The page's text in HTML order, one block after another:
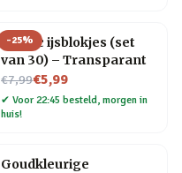
-25%
Plastic ijsblokjes (set
van 30) – Transparant
€7,99
Nu voor€5,99
✔ Voor 22:45 besteld, morgen in
huis!
Goudkleurige